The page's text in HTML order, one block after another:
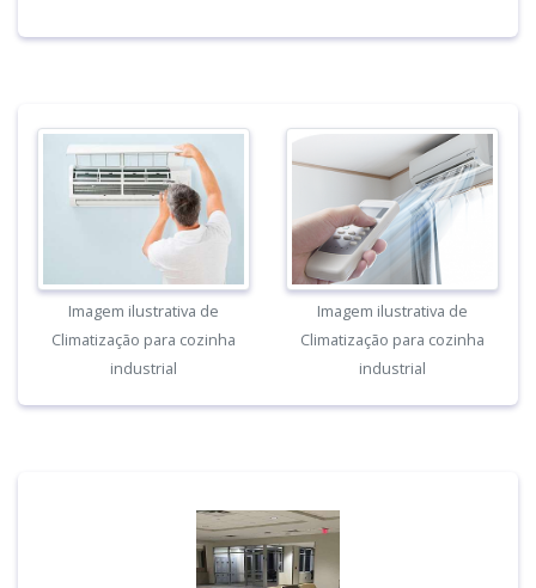
Imagem ilustrativa de
Climatização para cozinha
industrial
Imagem ilustrativa de
Climatização para cozinha
industrial